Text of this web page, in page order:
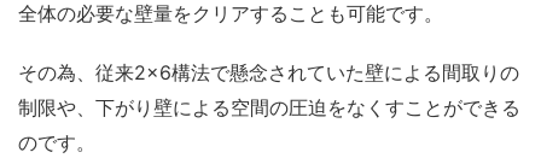
全体の必要な壁量をクリアすることも可能です。
その為、従来2×6構法で懸念されていた壁による間取りの
制限や、下がり壁による空間の圧迫をなくすことができる
のです。